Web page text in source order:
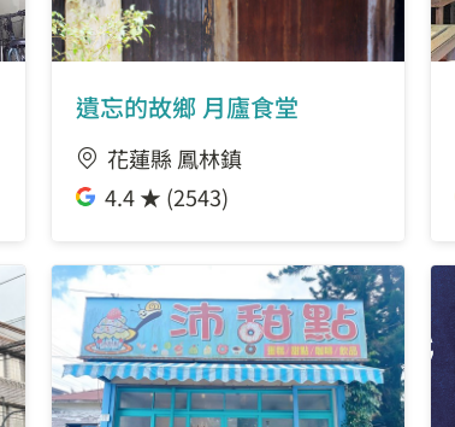
遺忘的故鄉 月廬食堂
花蓮縣 鳳林鎮
4.4 ★ (2543)